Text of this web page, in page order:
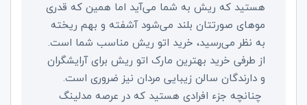
هستید که ریش به شما می‌آید اما همین که قدری
موهای صورتتان بلند می‌شود آشفته و بهم ریخته
به نظر می‌رسید، خرید اتو ریش مناسب شما است.
از طرفی خرید بهترین مارک اتو ریش برای آرایشگران
و دارندگان سالن زیبایی مردان نیز ضروری است.
چنانچه جزء افرادی هستید که در عرصه مدلینگ